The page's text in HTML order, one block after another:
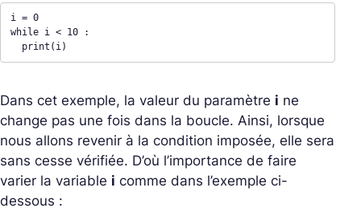
i = 0
while i < 10 :
  print(i)
Dans cet exemple, la valeur du paramètre i ne
change pas une fois dans la boucle. Ainsi, lorsque
nous allons revenir à la condition imposée, elle sera
sans cesse vérifiée. D’où l’importance de faire
varier la variable i comme dans l’exemple ci-
dessous :